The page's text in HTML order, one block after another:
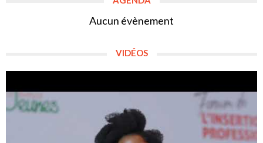
Aucun évènement
VIDÉOS